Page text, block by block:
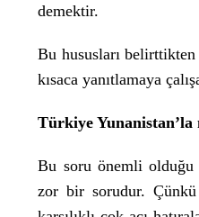
demektir.
Bu hususları
kısaca yanıtlamaya
Türkiye
Bu soru önemli olduğu
zor bir sorudur.